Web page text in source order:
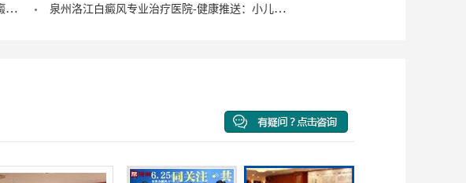
泉州哪个医院看白癜风好-健康资讯动态：白癜风的症状早期图片？ 泉州洛江白癜风专业治疗医院-健康推送：小儿脸上有白斑是什么原因？